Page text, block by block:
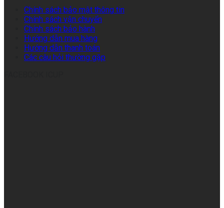
Chính sách bảo mật thông tin
Chính sách vận chuyển
Chính sách bảo hành
Hướng dẫn mua hàng
Hướng dẫn thanh toán
Các câu hỏi thường gặp